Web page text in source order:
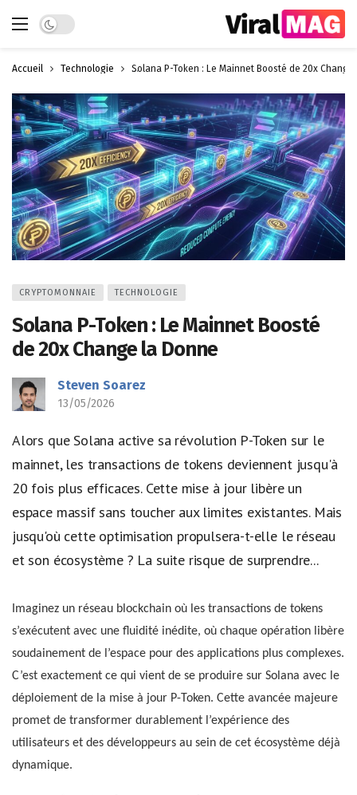
Dark mode
Accueil Technologie Solana P-Token : Le Mainnet Boosté de 20x Change
CRYPTOMONNAIE TECHNOLOGIE
Solana P-Token : Le Mainnet Boosté
de 20x Change la Donne
Steven Soarez
13/05/2026
Alors que Solana active sa révolution P-Token sur le
mainnet, les transactions de tokens deviennent jusqu'à
20 fois plus efficaces. Cette mise à jour libère un
espace massif sans toucher aux limites existantes. Mais
jusqu'où cette optimisation propulsera-t-elle le réseau
et son écosystème ? La suite risque de surprendre...
Imaginez un réseau blockchain où les transactions de tokens
s’exécutent avec une fluidité inédite, où chaque opération libère
soudainement de l’espace pour des applications plus complexes.
C’est exactement ce qui vient de se produire sur Solana avec le
déploiement de la mise à jour P-Token. Cette avancée majeure
promet de transformer durablement l’expérience des
utilisateurs et des développeurs au sein de cet écosystème déjà
dynamique.